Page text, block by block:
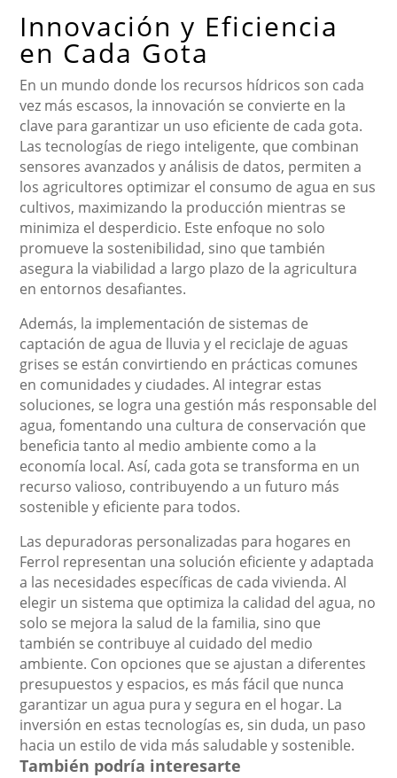
Innovación y Eficiencia
en Cada Gota
En un mundo donde los recursos hídricos son cada
vez más escasos, la innovación se convierte en la
clave para garantizar un uso eficiente de cada gota.
Las tecnologías de riego inteligente, que combinan
sensores avanzados y análisis de datos, permiten a
los agricultores optimizar el consumo de agua en sus
cultivos, maximizando la producción mientras se
minimiza el desperdicio. Este enfoque no solo
promueve la sostenibilidad, sino que también
asegura la viabilidad a largo plazo de la agricultura
en entornos desafiantes.
Además, la implementación de sistemas de
captación de agua de lluvia y el reciclaje de aguas
grises se están convirtiendo en prácticas comunes
en comunidades y ciudades. Al integrar estas
soluciones, se logra una gestión más responsable del
agua, fomentando una cultura de conservación que
beneficia tanto al medio ambiente como a la
economía local. Así, cada gota se transforma en un
recurso valioso, contribuyendo a un futuro más
sostenible y eficiente para todos.
Las depuradoras personalizadas para hogares en
Ferrol representan una solución eficiente y adaptada
a las necesidades específicas de cada vivienda. Al
elegir un sistema que optimiza la calidad del agua, no
solo se mejora la salud de la familia, sino que
también se contribuye al cuidado del medio
ambiente. Con opciones que se ajustan a diferentes
presupuestos y espacios, es más fácil que nunca
garantizar un agua pura y segura en el hogar. La
inversión en estas tecnologías es, sin duda, un paso
hacia un estilo de vida más saludable y sostenible.
También podría interesarte